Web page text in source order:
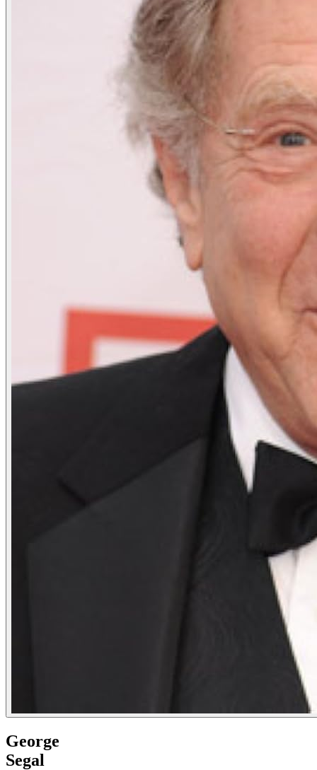
George
Segal